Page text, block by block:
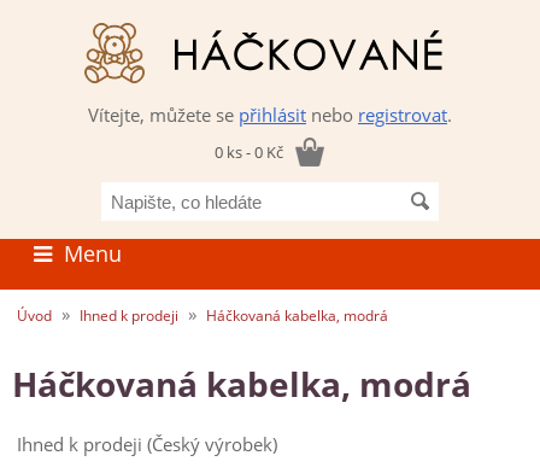
Vítejte, můžete se přihlásit nebo registrovat.
0 ks - 0 Kč
co
hledáte
Menu
Úvod » Ihned k prodeji » Háčkovaná kabelka, modrá
Háčkovaná kabelka, modrá
Ihned k prodeji (Český výrobek)